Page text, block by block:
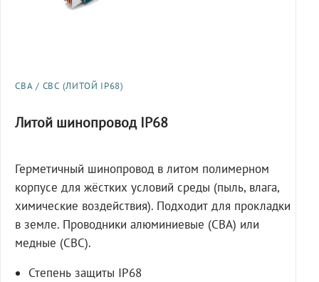
СВА / СВС (ЛИТОЙ IP68)
Литой шинопровод IP68
Герметичный шинопровод в литом полимерном
корпусе для жёстких условий среды (пыль, влага,
химические воздействия). Подходит для прокладки
в земле. Проводники алюминиевые (СВА) или
медные (СВС).
Степень защиты IP68